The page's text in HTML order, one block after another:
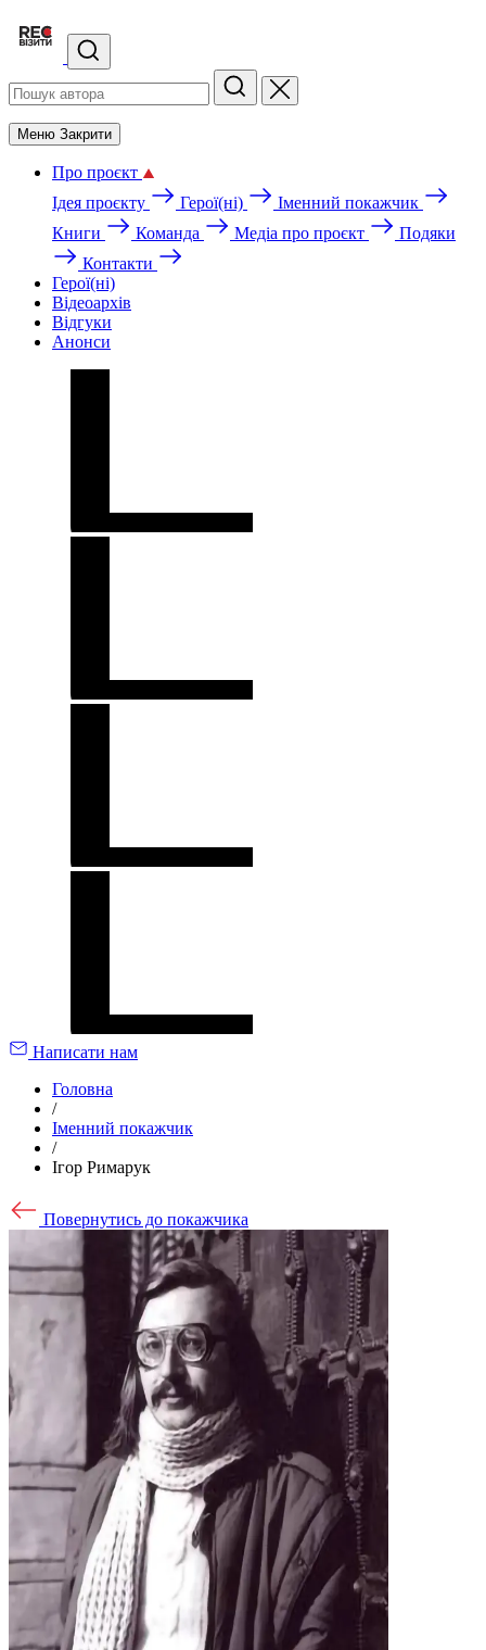
Меню Закрити
Про проєкт
Ідея проєкту
Герої(ні)
Іменний покажчик
Книги
Команда Медіа про проєкт
Подяки
Контакти
Герої(ні)
Відеоархів
Відгуки
Анонси
Написати нам
Головна
/
Іменний покажчик
/
Ігор Римарук
Повернутись до покажчика